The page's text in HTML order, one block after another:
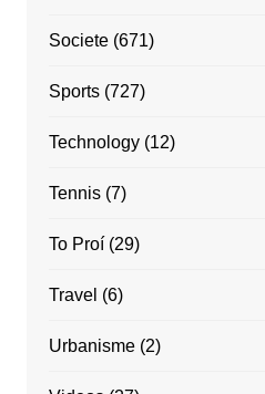
Societe(671)
Sports(727)
Technology(12)
Tennis(7)
To Proí(29)
Travel (6)
Urbanisme(2)